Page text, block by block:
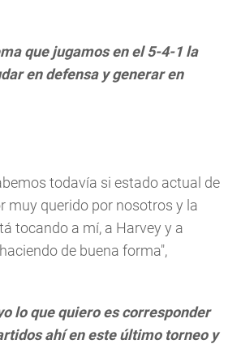
que jugamos en el 5-4-1 la
en defensa y generar en
todavía si estado actual de
muy querido por nosotros y la
tocando a mí, a Harvey y a
de buena forma",
lo que quiero es corresponder
ahí en este último torneo y